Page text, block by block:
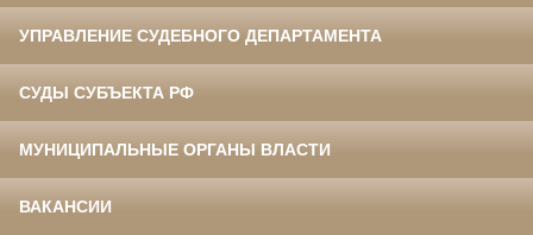
УПРАВЛЕНИЕ СУДЕБНОГО ДЕПАРТАМЕНТА
СУДЫ СУБЪЕКТА РФ
МУНИЦИПАЛЬНЫЕ ОРГАНЫ ВЛАСТИ
ВАКАНСИИ